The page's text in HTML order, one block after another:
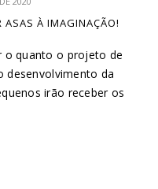
ASAS À IMAGINAÇÃO!
o quanto o projeto de
desenvolvimento da
irão receber os